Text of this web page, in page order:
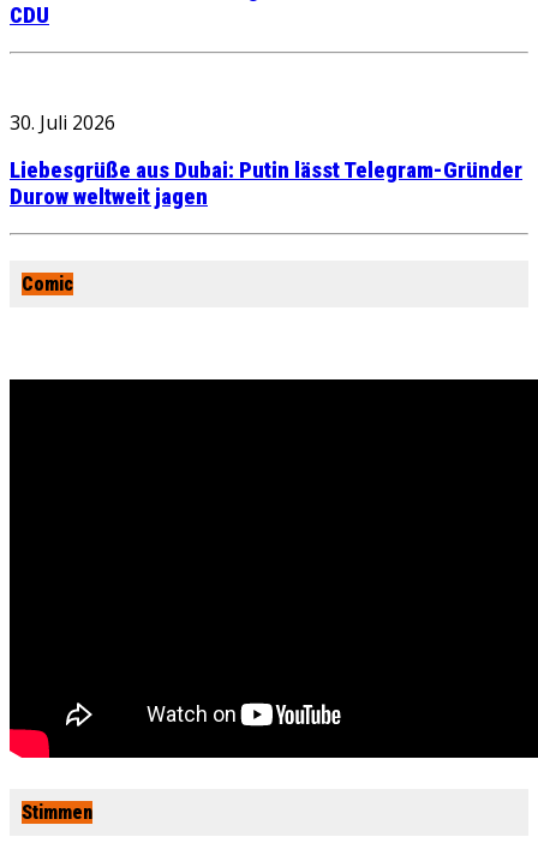
CDU
30. Juli 2026
Liebesgrüße aus Dubai: Putin lässt Telegram-Gründer
Durow weltweit jagen
Comic
Stimmen